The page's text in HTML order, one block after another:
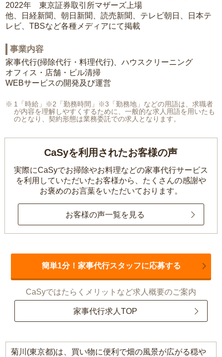
2022年 東京証券取引所マザーズ上場
他、日経新聞、朝日新聞、読売新聞、テレビ朝日、日本テ
レビ、TBSなど各種メディアにて掲載
事業内容
家事代行(掃除代行・料理代行)、ハウスクリーニング
オフィス・店舗・ビル清掃
WEBサービスの開発及び運営
1「時給」※2「勤務時間」※3「勤務地」などの用語は、求職者
が内容を理解しやすくするために、一般的な求人用語を用いたも
のとなり、契約形態は業務委託での求人となります。
CaSyを利用されたお客様の声
実際にCaSyでお掃除やお料理などの家事代行サービス
を利用していただいたお客様から、 たくさんの感謝や
お褒めのお言葉をいただいております。
お客様の声一覧を見る
簡単1分！家事代行スタッフに応募する
CaSyではたらくメリットなど求人概要のご案内
家事代行求人TOP
菊川(東京都)は、買い物に便利で畑の風景が広がる穏や